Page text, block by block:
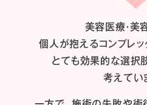
美容医療・美
個人が抱えるコンプレ
とても効果的な選択
考えてい